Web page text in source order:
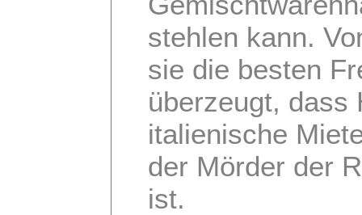
stehlen kann.
sie die besten
überzeugt, dass
italienische
der Mörder der
ist.